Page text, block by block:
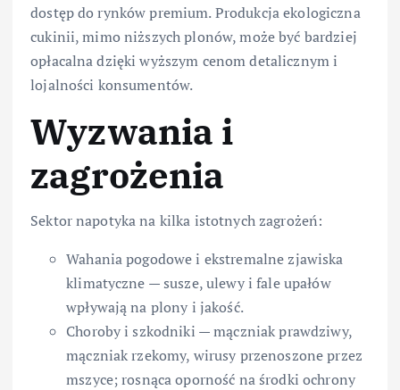
dostęp do rynków premium. Produkcja ekologiczna
cukinii, mimo niższych plonów, może być bardziej
opłacalna dzięki wyższym cenom detalicznym i
lojalności konsumentów.
Wyzwania i
zagrożenia
Sektor napotyka na kilka istotnych zagrożeń:
Wahania pogodowe i ekstremalne zjawiska
klimatyczne — susze, ulewy i fale upałów
wpływają na plony i jakość.
Choroby i szkodniki — mączniak prawdziwy,
mączniak rzekomy, wirusy przenoszone przez
mszyce; rosnąca oporność na środki ochrony